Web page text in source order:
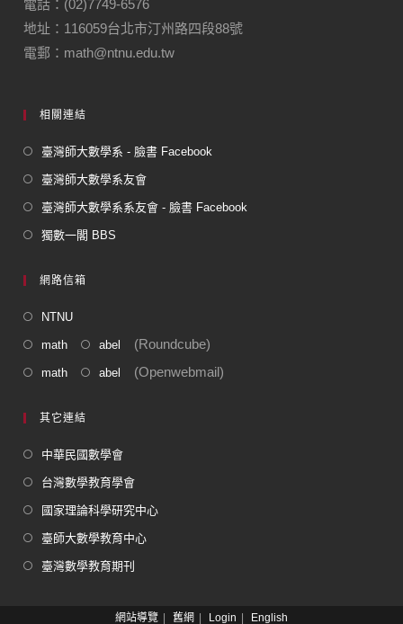
電話：(02)7749-6576
地址：116059台北市汀州路四段88號
電郵：math@ntnu.edu.tw
相關連結
臺灣師大數學系 - 臉書 Facebook
臺灣師大數學系友會
臺灣師大數學系系友會 - 臉書 Facebook
獨數一閣 BBS
網路信箱
NTNU
math abel (Roundcube)
math abel (Openwebmail)
其它連結
中華民國數學會
台灣數學教育學會
國家理論科學研究中心
臺師大數學教育中心
臺灣數學教育期刊
網站導覽 舊網 Login English